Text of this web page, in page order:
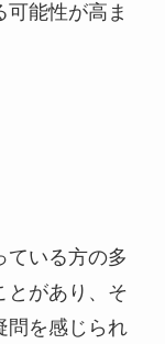
能性が高ま
ている方の多
とがあり、そ
問を感じられ